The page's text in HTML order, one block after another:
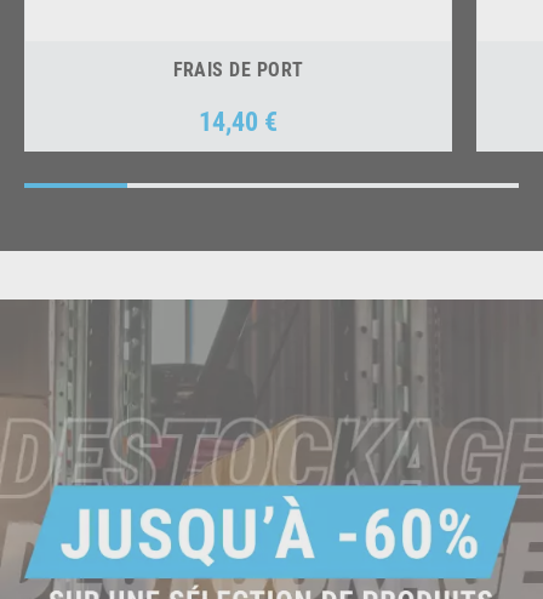
FRAIS DE PORT
Prix
14,40 €